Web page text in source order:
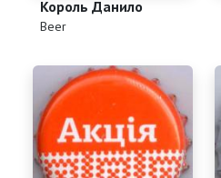
Король Данило
(Beer)